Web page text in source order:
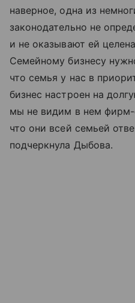
наверное, одна из
законодательно не
и не оказывают ей
Семейному бизнесу
что семья у нас в
бизнес настроен на
мы не видим в нем
что они всей семьей
подчеркнула Дыбова.